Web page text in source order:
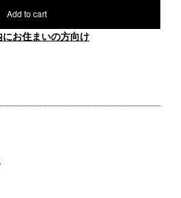
Add to cart
にお住まいの方向け